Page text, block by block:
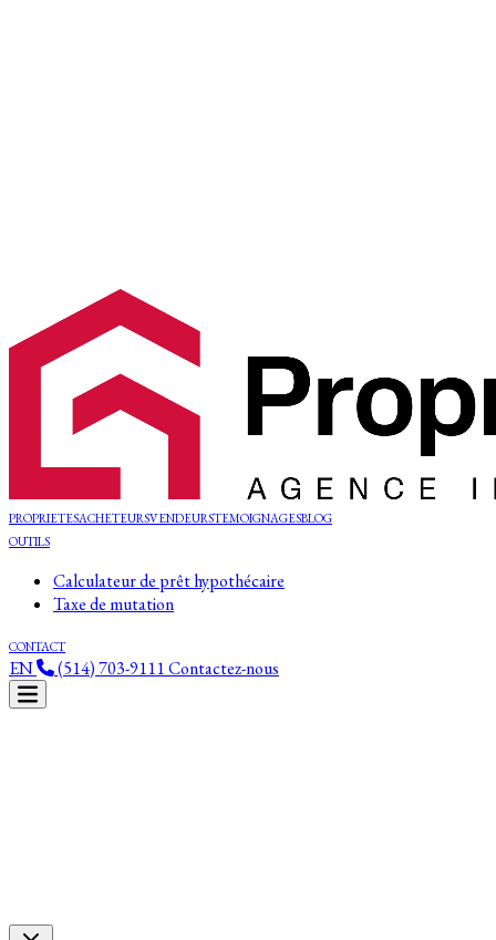
PROPRIETESACHETEURSVENDEURSTEMOIGNAGESBLOG
OUTILS
Calculateur de prêt hypothécaire
Taxe de mutation
CONTACT
EN (514) 703-9111Contactez-nous